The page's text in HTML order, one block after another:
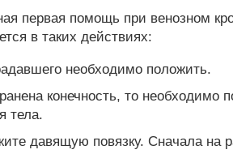
первая помощь при венозном
в таких действиях:
необходимо положить.
конечность, то необходимо
тела.
давящую повязку. Сначала на